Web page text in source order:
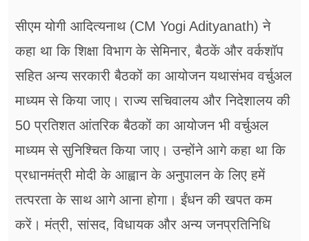
सीएम योगी आदित्यनाथ (CM Yogi Adityanath) ने
कहा था कि शिक्षा विभाग के सेमिनार, बैठकें और वर्कशॉप
सहित अन्य सरकारी बैठकों का आयोजन यथासंभव वर्चुअल
माध्यम से किया जाए। राज्य सचिवालय और निदेशालय की
50 प्रतिशत आंतरिक बैठकों का आयोजन भी वर्चुअल
माध्यम से सुनिश्चित किया जाए। उन्होंने आगे कहा था कि
प्रधानमंत्री मोदी के आह्वान के अनुपालन के लिए हमें
तत्परता के साथ आगे आना होगा। ईंधन की खपत कम
करें। मंत्री, सांसद, विधायक और अन्य जनप्रतिनिधि